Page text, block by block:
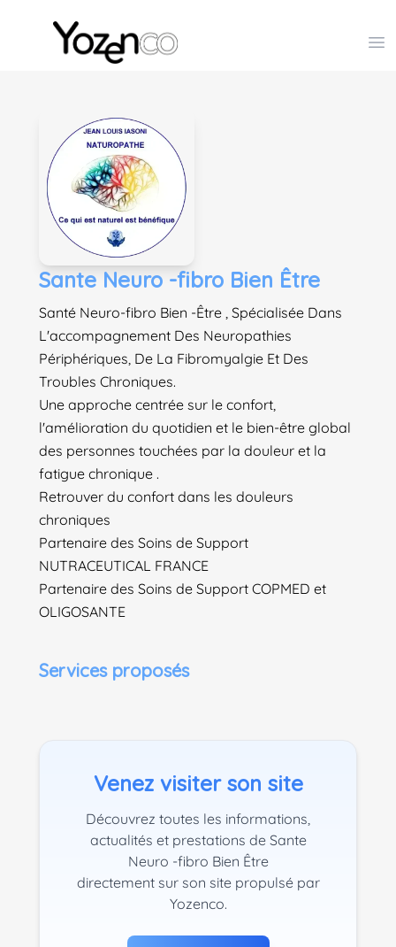
Yozenco - Organisateur de Salons, Evénements et
Sante Neuro -fibro Bien Être
Santé Neuro-fibro Bien -Être , Spécialisée Dans
L'accompagnement Des Neuropathies
Périphériques, De La Fibromyalgie Et Des
Troubles Chroniques.
Une approche centrée sur le confort,
l'amélioration du quotidien et le bien-être global
des personnes touchées par la douleur et la
fatigue chronique .
Retrouver du confort dans les douleurs
chroniques
Partenaire des Soins de Support
NUTRACEUTICAL FRANCE
Partenaire des Soins de Support COPMED et
OLIGOSANTE
Services proposés
Venez visiter son site
Découvrez toutes les informations,
actualités et prestations de Sante
Neuro -fibro Bien Être
directement sur son site propulsé par
Yozenco.